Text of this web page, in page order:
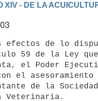
XIV - DE LA
59 de la Ley
el Poder
el asesoramiento
de la
Veterinaria.